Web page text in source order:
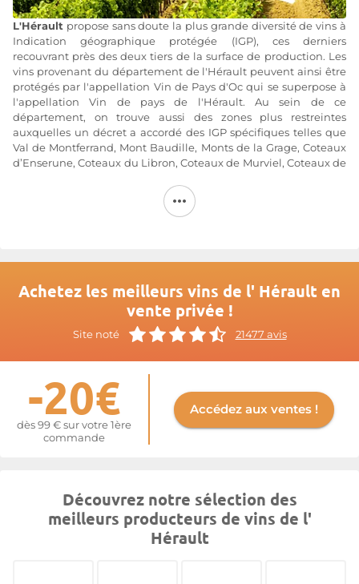
L'Hérault propose sans doute la plus grande diversité de vins à
Indication géographique protégée (IGP), ces derniers
recouvrant près des deux tiers de la surface de production. Les
vins provenant du département de l'Hérault peuvent ainsi être
protégés par l'appellation Vin de Pays d'Oc qui se superpose à
l'appellation Vin de pays de l'Hérault. Au sein de ce
département, on trouve aussi des zones plus restreintes
auxquelles un décret a accordé des IGP spécifiques telles que
Val de Montferrand, Mont Baudille, Monts de la Grage, Coteaux
d’Enserune, Coteaux du Libron, Coteaux de Murviel, Coteaux de
Cabernet-Sauvignon. Pour les vins blancs, de l'appellation Vin
de pays de l'Hérault on retrouve entre autres le Grenache
blanc, le Maccabeu et le Terret, mais aussi le Chardonnay, le
Sauvignon et le Viognier. L'appellation Vin de pays de l'Hérault
offre d'admirables crus à découvrir tels ceux du Domaine Mas
Cal Demoura, du Domaine Les Clos du Serres, du Domaine Mas
de Daumas Gassac, du Mas Julien ou du Domaine du Pas de
l'Escalette.
Plus d'informations sur le site de
Achetez les meilleurs vins de l' Hérault en
vente privée !
Site noté 21477 avis
-20€
dès 99 € sur votre 1ère
commande
Accédez aux ventes !
Découvrez notre sélection des
meilleurs producteurs de vins de l'
Hérault